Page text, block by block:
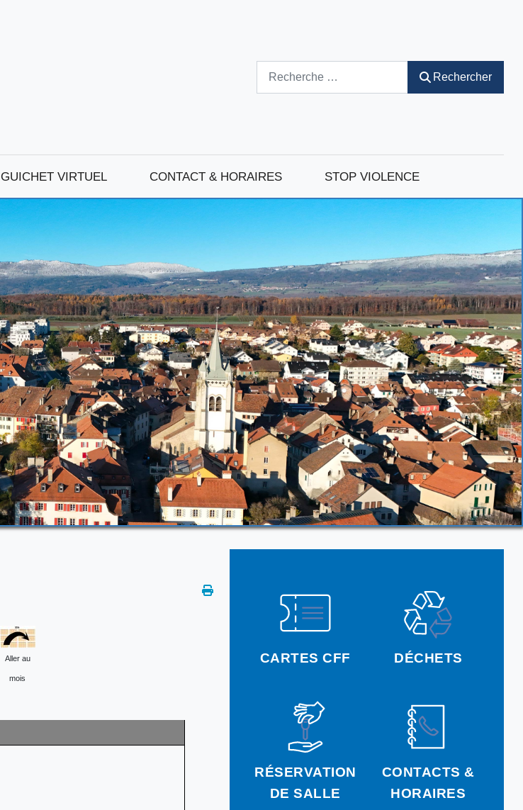
Rechercher
GUICHET VIRTUEL CONTACT & HORAIRES STOP VIOLENCE
CARTES CFF DÉCHETS
RÉSERVATION
DE SALLE
CONTACTS &
HORAIRES
Aller au
mois